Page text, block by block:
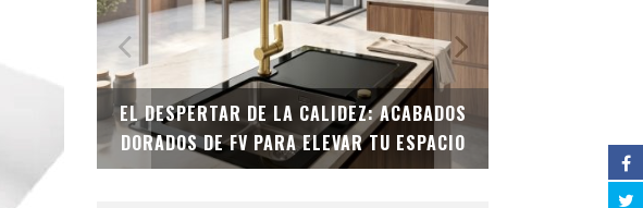
EL DESPERTAR DE LA CALIDEZ: ACABADOS
DORADOS DE FV PARA ELEVAR TU ESPACIO
EL INODORO